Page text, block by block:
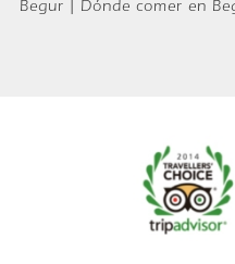
Begur | Dónde comer en